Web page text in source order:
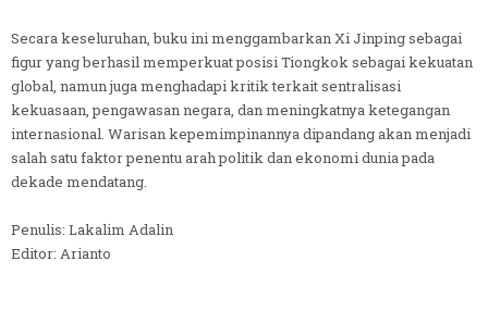
Secara keseluruhan, buku ini menggambarkan Xi Jinping sebagai
figur yang berhasil memperkuat posisi Tiongkok sebagai kekuatan
global, namun juga menghadapi kritik terkait sentralisasi
kekuasaan, pengawasan negara, dan meningkatnya ketegangan
internasional. Warisan kepemimpinannya dipandang akan menjadi
salah satu faktor penentu arah politik dan ekonomi dunia pada
dekade mendatang.
Penulis: Lakalim Adalin
Editor: Arianto